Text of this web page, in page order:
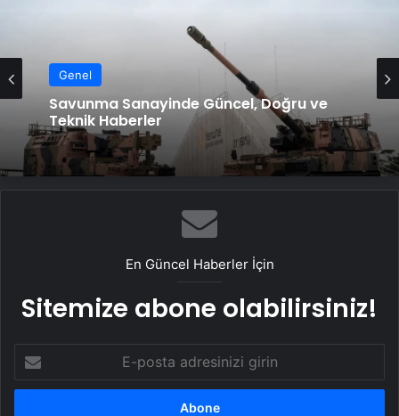
Genel
Savunma Sanayinde Güncel, Doğru ve
Teknik Haberler
En Güncel Haberler İçin
Sitemize abone olabilirsiniz!
posta
adresinizi